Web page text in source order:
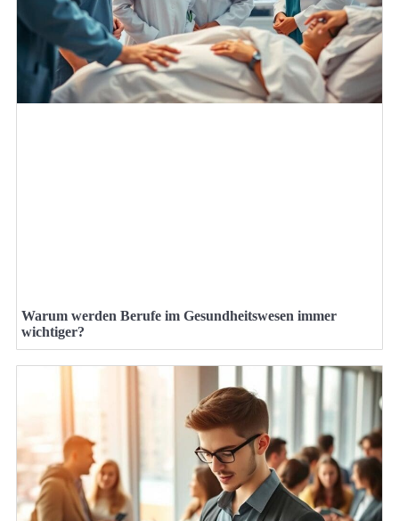
Warum werden Berufe im Gesundheitswesen immer
wichtiger?